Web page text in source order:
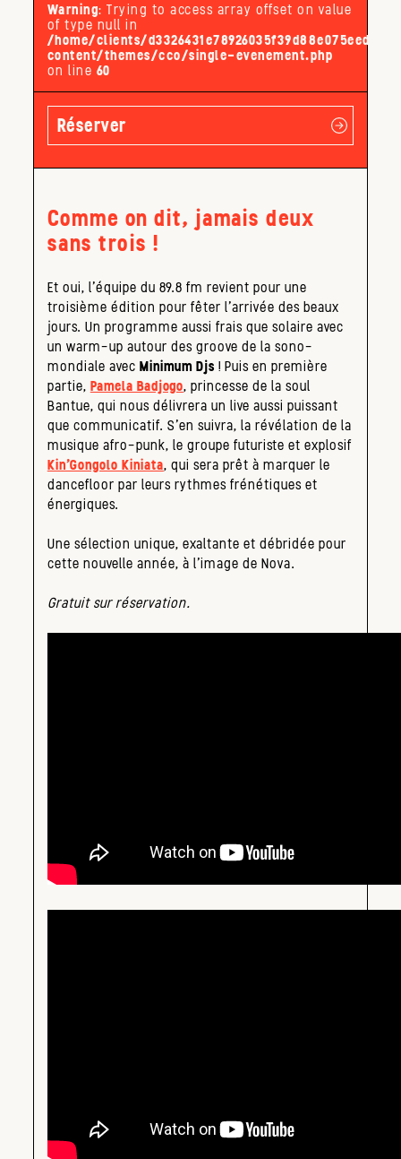
Warning: Trying to access array offset on value
of type null in
/home/clients/
content/themes/cco/single-evenement.php
on line 60
Réserver
Comme on dit, jamais deux
sans trois !
Et oui, l’équipe du 89.8 fm revient pour une
troisième édition pour fêter l’arrivée des beaux
jours. Un programme aussi frais que solaire avec
un warm-up autour des groove de la sono-
mondiale avec Minimum Djs ! Puis en première
partie, Pamela Badjogo, princesse de la soul
Bantue, qui nous délivrera un live aussi puissant
que communicatif. S’en suivra, la révélation de la
musique afro-punk, le groupe futuriste et explosif
Kin’Gongolo Kiniata, qui sera prêt à marquer le
dancefloor par leurs rythmes frénétiques et
énergiques.
Une sélection unique, exaltante et débridée pour
cette nouvelle année, à l’image de Nova.
Gratuit sur réservation.